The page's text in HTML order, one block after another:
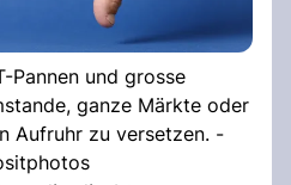
Pannen und grosse
ganze Märkte oder
Aufruhr zu versetzen. -